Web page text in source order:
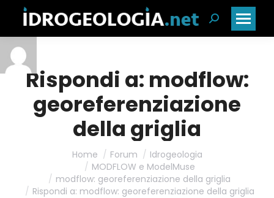
Cerca:
Rispondi a: modflow:
georeferenziazione
della griglia
Home Forum
Idrogeologia
MODFLOW e ModelMuse
modflow: georeferenziazione della griglia
Rispondi a: modflow: georeferenziazione della griglia